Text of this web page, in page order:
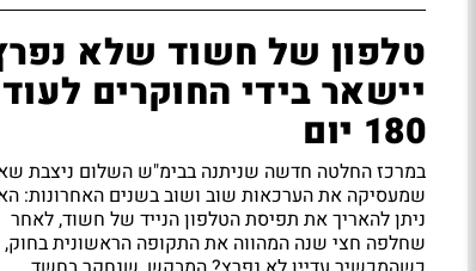
טלפון של חשוד שלא
יישאר בידי החוקרים לעוד
180 יום
במרכז החלטה חדשה שניתנה בבימ"ש השלום ניצבת
שמעסיקה את הערכאות שוב ושוב בשנים האחרונות:
ניתן להאריך את תפיסת הטלפון הנייד של חשוד, לאחר
שחלפה חצי שנה המהווה את התקופה הראשונית בחוק,